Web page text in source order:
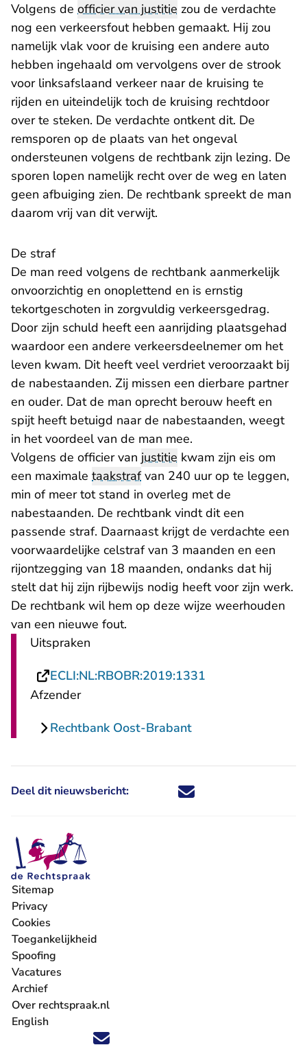
Volgens de officier van justitie zou de verdachte
nog een verkeersfout hebben gemaakt. Hij zou
namelijk vlak voor de kruising een andere auto
hebben ingehaald om vervolgens over de strook
voor linksafslaand verkeer naar de kruising te
rijden en uiteindelijk toch de kruising rechtdoor
over te steken. De verdachte ontkent dit. De
remsporen op de plaats van het ongeval
ondersteunen volgens de rechtbank zijn lezing. De
sporen lopen namelijk recht over de weg en laten
geen afbuiging zien. De rechtbank spreekt de man
daarom vrij van dit verwijt.
De straf
De man reed volgens de rechtbank aanmerkelijk
onvoorzichtig en onoplettend en is ernstig
tekortgeschoten in zorgvuldig verkeersgedrag.
Door zijn schuld heeft een aanrijding plaatsgehad
waardoor een andere verkeersdeelnemer om het
leven kwam. Dit heeft veel verdriet veroorzaakt bij
de nabestaanden. Zij missen een dierbare partner
en ouder. Dat de man oprecht berouw heeft en
spijt heeft betuigd naar de nabestaanden, weegt
in het voordeel van de man mee.
Volgens de officier van justitie kwam zijn eis om
een maximale taakstrafvan 240 uur op te leggen,
min of meer tot stand in overleg met de
nabestaanden. De rechtbank vindt dit een
passende straf. Daarnaast krijgt de verdachte een
voorwaardelijke celstraf van 3 maanden en een
rijontzegging van 18 maanden, ondanks dat hij
stelt dat hij zijn rijbewijs nodig heeft voor zijn werk.
De rechtbank wil hem op deze wijze weerhouden
van een nieuwe fout.
Uitspraken
ECLI:NL:RBOBR:2019:1331
Afzender
Rechtbank Oost-Brabant
Deel dit nieuwsbericht: Deel dit nieuwsbericht via X -
Deel dit nieuwsbericht via
Deel dit nieuwsbericht
Deel dit
Volg ons op X (Twitter) - U verlaat Rechtspraak.nl
Volg ons op Facebook - U verlaat Rechtspraak.nl
Volg ons op Instagram - U verlaat Rechtspraak.nl
Volg ons op Youtube - U verlaat Rechtspraak.nl
Volg ons op LinkedIn - U verlaat
'Blijf op de hoogte' nieuwsbrief - U verlaat
Sitemap
Privacy
Cookies
Toegankelijkheid
Spoofing
Vacatures
- U verlaat Rechtspraak.nl
Archief
Over rechtspraak.nl
English